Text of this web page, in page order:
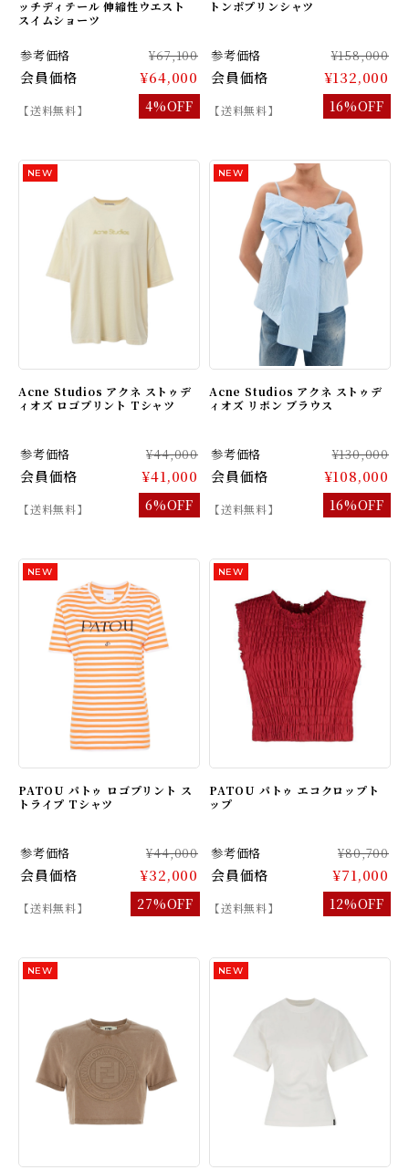
ッチディテール 伸縮性ウエスト
スイムショーツ
参考価格 ¥67,100
会員価格 ¥64,000
【送料無料】 4%OFF
トンポプリンシャツ
参考価格 ¥158,000
会員価格 ¥132,000
【送料無料】 16%OFF
Acne Studios アクネ ストゥデ
ィオズ ロゴプリント Tシャツ
参考価格 ¥44,000
会員価格 ¥41,000
【送料無料】 6%OFF
Acne Studios アクネ ストゥデ
ィオズ リボン ブラウス
参考価格 ¥130,000
会員価格 ¥108,000
【送料無料】 16%OFF
PATOU パトゥ ロゴプリント ス
トライプ Tシャツ
参考価格 ¥44,000
会員価格 ¥32,000
【送料無料】 27%OFF
PATOU パトゥ エコクロップト
ップ
参考価格 ¥80,700
会員価格 ¥71,000
【送料無料】 12%OFF